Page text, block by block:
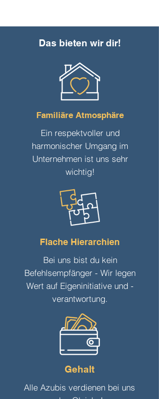
Das bieten wir dir!
Familiäre Atmosphäre
Ein respektvoller und
harmonischer Umgang im
Unternehmen ist uns sehr
wichtig!
Flache Hierarchien
Bei uns bist du kein
Befehlsempfänger - Wir legen
Wert auf Eigeninitiative und -
verantwortung.
Gehalt
Alle Azubis verdienen bei uns